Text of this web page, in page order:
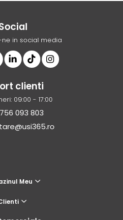
in social media
clienti
09:00 - 17:00
093 803
Meu